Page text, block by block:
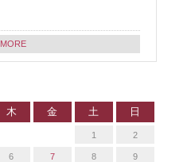
MORE
木 金 土 日
1 2
6 7 8 9